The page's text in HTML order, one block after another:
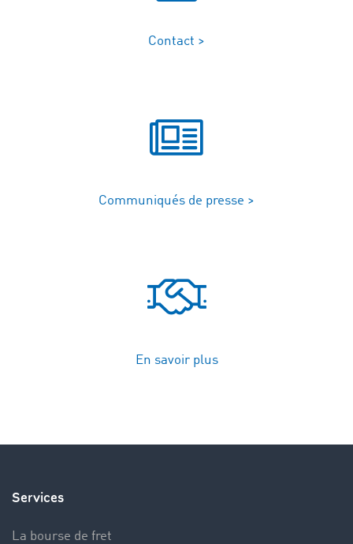
Contact >
Communiqués de presse >
En savoir plus
Services
La bourse de fret